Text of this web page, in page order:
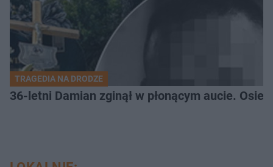
TRAGEDIA NA DRODZE
36-letni Damian zginął w płonącym aucie.